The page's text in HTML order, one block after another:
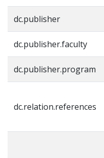
dc.publisher
dc.publisher.faculty
dc.publisher.program
dc.relation.references